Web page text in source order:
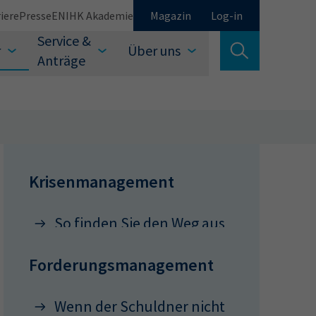
Service &
Anträge
Über uns
PresseEN IHK Akademie Magazin Log-in
Suche verlassen
Krisenmanagement
So finden Sie den Weg aus
Forderungsmanagement
Wenn der Schuldner nicht